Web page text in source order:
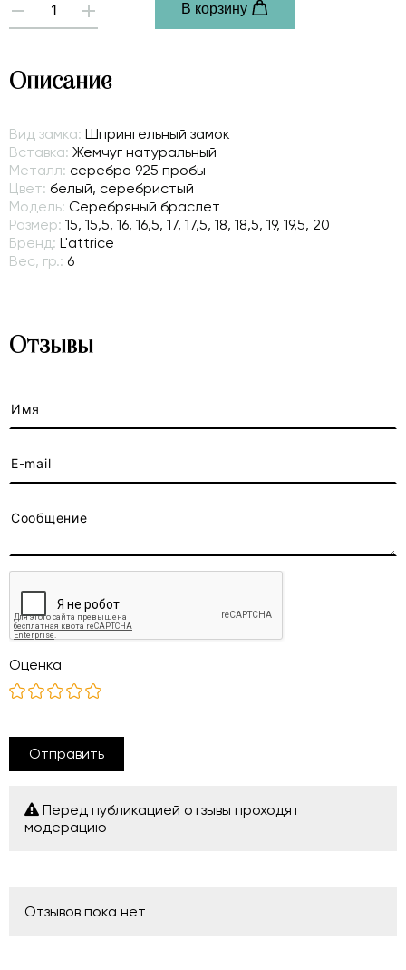
- +
В корзину
Описание
Вид замка: Шпрингельный замок
Вставка: Жемчуг натуральный
Металл: серебро 925 пробы
Цвет: белый, серебристый
Модель: Серебряный браслет
Размер: 15, 15,5, 16, 16,5, 17, 17,5, 18, 18,5, 19, 19,5, 20
Бренд: L'attrice
Вес, гр.: 6
Отзывы
Оценка
Отправить
Перед публикацией отзывы проходят
модерацию
Отзывов пока нет